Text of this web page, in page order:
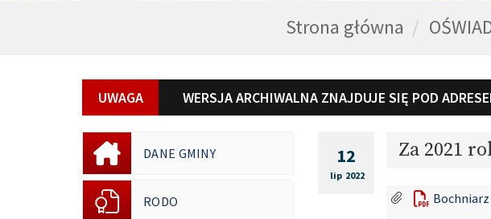
Strona główna
UWAGA WERSJA ARCHIWALNA ZNAJDUJE SIĘ POD
DANE GMINY
RODO
12
lip 2022
Za 2021
Bochniarz